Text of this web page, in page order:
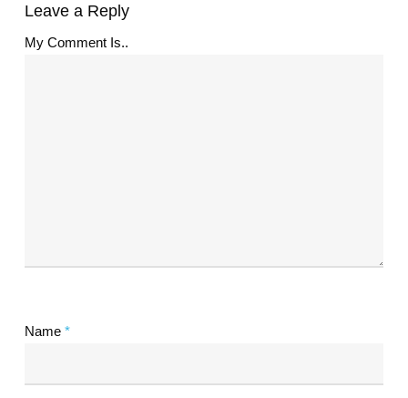
Leave a Reply
My Comment Is..
Name *